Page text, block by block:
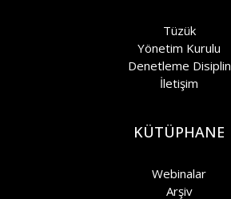
Tüzük
Yönetim Kurulu
Denetleme Disiplin
İletişim
KÜTÜPHANE
Webinalar
Arşiv